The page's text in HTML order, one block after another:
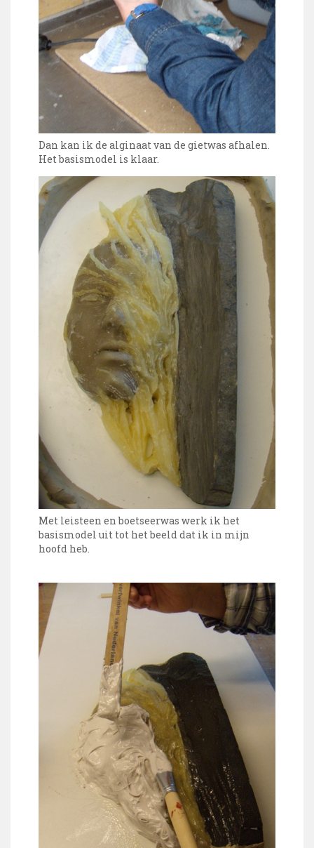
Dan kan ik de alginaat van de gietwas afhalen.
Het basismodel is klaar.
Met leisteen en boetseerwas werk ik het
basismodel uit tot het beeld dat ik in mijn
hoofd heb.